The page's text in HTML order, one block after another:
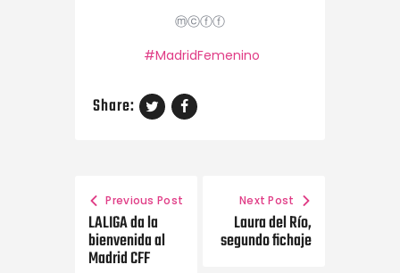
ⓜⓒⓕⓕ
#MadridFemenino
Share:
Previous Post
LALIGA da la
bienvenida al
Madrid CFF
Next Post
Laura del Río,
segundo fichaje